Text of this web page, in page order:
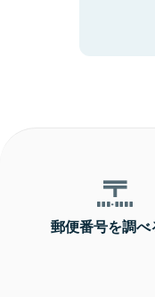
郵便番号を調べ